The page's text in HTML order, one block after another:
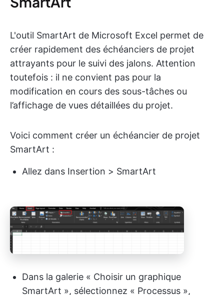
L'outil SmartArt de Microsoft Excel permet de
créer rapidement des échéanciers de projet
attrayants pour le suivi des jalons. Attention
toutefois : il ne convient pas pour la
modification en cours des sous-tâches ou
l’affichage de vues détaillées du projet.
Voici comment créer un échéancier de projet
SmartArt :
Allez dans Insertion > SmartArt
Dans la galerie « Choisir un graphique
SmartArt », sélectionnez « Processus »,